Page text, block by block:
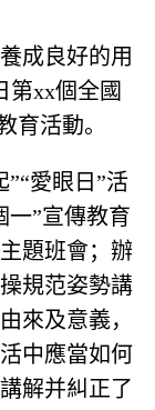
成良好的用
第xx個全國
育活動。
愛眼日”活
一”宣傳教育
題班會；辦
規范姿勢講
來及意義，
中應當如何
解并糾正了